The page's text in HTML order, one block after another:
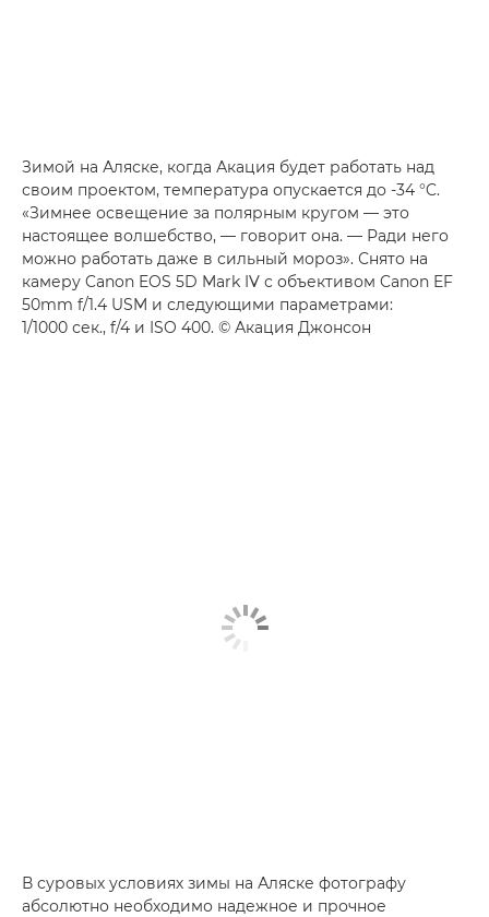
Зимой на Аляске, когда Акация будет работать над
своим проектом, температура опускается до -34 °C.
«Зимнее освещение за полярным кругом — это
настоящее волшебство, — говорит она. — Ради него
можно работать даже в сильный мороз». Снято на
камеру Canon EOS 5D Mark IV с объективом Canon EF
50mm f/1.4 USM и следующими параметрами:
1/1000 сек., f/4 и ISO 400. © Акация Джонсон
В суровых условиях зимы на Аляске фотографу
абсолютно необходимо надежное и прочное